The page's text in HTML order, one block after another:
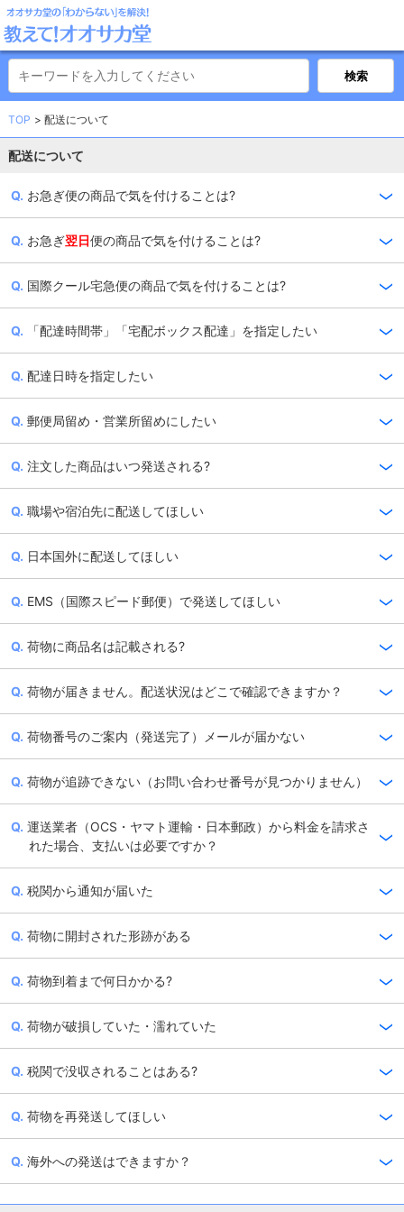
TOP 配送について
配送について
お急ぎ便の商品で気を付けることは?
お急ぎ翌日便の商品で気を付けることは?
国際クール宅急便の商品で気を付けることは?
「配達時間帯」「宅配ボックス配達」を指定したい
配達日時を指定したい
郵便局留め・営業所留めにしたい
注文した商品はいつ発送される?
職場や宿泊先に配送してほしい
日本国外に配送してほしい
EMS（国際スピード郵便）で発送してほしい
荷物に商品名は記載される?
荷物が届きません。配送状況はどこで確認できますか？
荷物番号のご案内（発送完了）メールが届かない
荷物が追跡できない（お問い合わせ番号が見つかりません）
運送業者（OCS・ヤマト運輸・日本郵政）から料金を請求さ
れた場合、支払いは必要ですか？
税関から通知が届いた
荷物に開封された形跡がある
荷物到着まで何日かかる?
荷物が破損していた・濡れていた
税関で没収されることはある?
荷物を再発送してほしい
海外への発送はできますか？